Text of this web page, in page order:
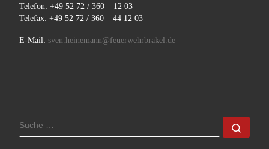
Telefon: +49 52 72 / 360 – 12 03
Telefax: +49 52 72 / 360 – 44 12 03
E-Mail: sven.heinemann@feuerwehrbrakel.de
SUCHE